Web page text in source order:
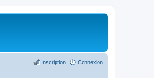
Connexion
Inscription